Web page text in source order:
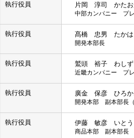
執行役員 片岡 淳司 かた
中部カンパニー プ
執行役員 髙橋 忠男 たか
開発本部長
執行役員 鷲頭 裕子 わし
近畿カンパニー プ
執行役員 廣金 保彦 ひろ
開発本部 副本部長
執行役員 伊藤 敏彦 いと
商品本部 副本部長